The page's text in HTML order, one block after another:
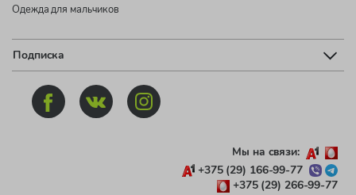
Одежда для мальчиков
Подписка
Мы на связи:
+375 (29) 166-99-77
+375 (29) 266-99-77